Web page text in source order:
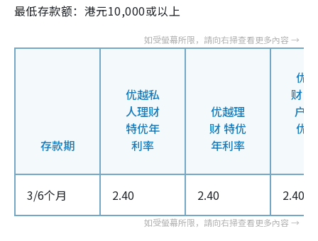
最低存款额：港元10,000或以上
存款期
优越私
人理财
特优年
利率
优越理
财 特优
年利率
优
财 /
户
优
3/6个月 2.40 2.40 2.40